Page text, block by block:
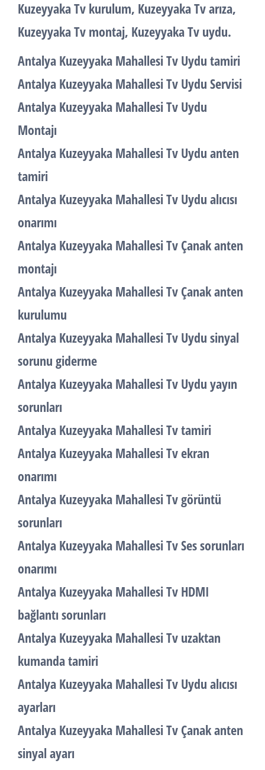
Kuzeyyaka Tv kurulum, Kuzeyyaka Tv arıza,
Kuzeyyaka Tv montaj, Kuzeyyaka Tv uydu.
Antalya Kuzeyyaka Mahallesi Tv Uydu tamiri
Antalya Kuzeyyaka Mahallesi Tv Uydu Servisi
Antalya Kuzeyyaka Mahallesi Tv Uydu
Montajı
Antalya Kuzeyyaka Mahallesi Tv Uydu anten
tamiri
Antalya Kuzeyyaka Mahallesi Tv Uydu alıcısı
onarımı
Antalya Kuzeyyaka Mahallesi Tv Çanak anten
montajı
Antalya Kuzeyyaka Mahallesi Tv Çanak anten
kurulumu
Antalya Kuzeyyaka Mahallesi Tv Uydu sinyal
sorunu giderme
Antalya Kuzeyyaka Mahallesi Tv Uydu yayın
sorunları
Antalya Kuzeyyaka Mahallesi Tv tamiri
Antalya Kuzeyyaka Mahallesi Tv ekran
onarımı
Antalya Kuzeyyaka Mahallesi Tv görüntü
sorunları
Antalya Kuzeyyaka Mahallesi Tv Ses sorunları
onarımı
Antalya Kuzeyyaka Mahallesi Tv HDMI
bağlantı sorunları
Antalya Kuzeyyaka Mahallesi Tv uzaktan
kumanda tamiri
Antalya Kuzeyyaka Mahallesi Tv Uydu alıcısı
ayarları
Antalya Kuzeyyaka Mahallesi Tv Çanak anten
sinyal ayarı